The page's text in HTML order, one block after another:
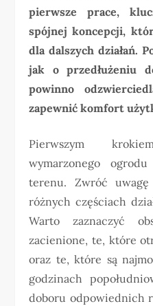
pierwsze prace,
spójnej koncepcji,
dla dalszych działań.
jak o przedłużeniu
powinno
zapewnić komfort
Pierwszym
wymarzonego
terenu. Zwróć
różnych częściach
Warto zaznaczyć
zacienione, te, które
oraz te, które są
godzinach
doboru odpowiednich